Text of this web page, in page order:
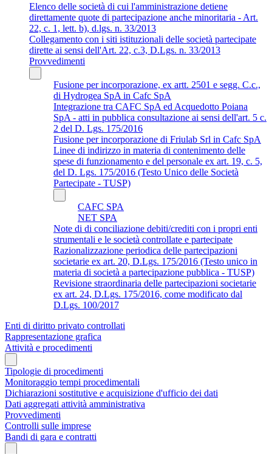
Elenco delle società di cui l'amministrazione detiene
direttamente quote di partecipazione anche minoritaria - Art.
22, c. 1, lett. b), d.lgs. n. 33/2013
Collegamento con i siti istituzionali delle società partecipate
dirette ai sensi dell'Art. 22, c.3, D.Lgs. n. 33/2013
Provvedimenti
Fusione per incorporazione, ex artt. 2501 e segg. C.c.,
di Hydrogea SpA in Cafc SpA
Integrazione tra CAFC SpA ed Acquedotto Poiana
SpA - atti in pubblica consultazione ai sensi dell'art. 5 c.
2 del D. Lgs. 175/2016
Fusione per incorporazione di Friulab Srl in Cafc SpA
Linee di indirizzo in materia di contenimento delle
spese di funzionamento e del personale ex art. 19, c. 5,
del D. Lgs. 175/2016 (Testo Unico delle Società
Partecipate - TUSP)
CAFC SPA
NET SPA
Note di di conciliazione debiti/crediti con i propri enti
strumentali e le società controllate e partecipate
Razionalizzazione periodica delle partecipazioni
societarie ex art. 20, D.Lgs. 175/2016 (Testo unico in
materia di società a partecipazione pubblica - TUSP)
Revisione straordinaria delle partecipazioni societarie
ex art. 24, D.Lgs. 175/2016, come modificato dal
D.Lgs. 100/2017
Enti di diritto privato controllati
Rappresentazione grafica
Attività e procedimenti
Tipologie di procedimenti
Monitoraggio tempi procedimentali
Dichiarazioni sostitutive e acquisizione d'ufficio dei dati
Dati aggregati attività amministrativa
Provvedimenti
Controlli sulle imprese
Bandi di gara e contratti